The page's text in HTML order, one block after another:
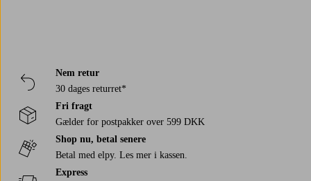
Nem retur
30 dages returret*
Fri fragt
Gælder for postpakker over 599 DKK
Shop nu, betal senere
Betal med elpy. Les mer i kassen.
Express